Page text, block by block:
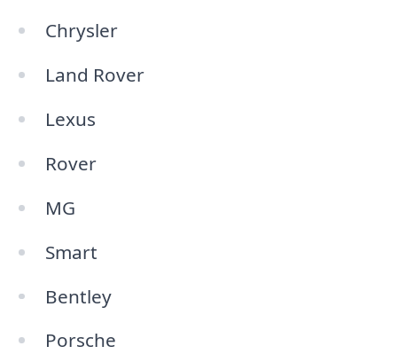
Chrysler
Land Rover
Lexus
Rover
MG
Smart
Bentley
Porsche